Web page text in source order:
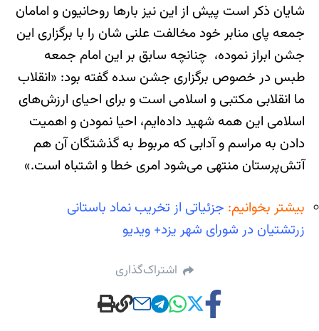
شایان ذکر است پیش از این نیز بارها روحانیون و امامان
جمعه پای منابر خود مخالفت علنی شان را با برگزاری این
جشن ابراز نموده، چنانچه سابق بر این امام جمعه
طبس در خصوص برگزاری جشن سده گفته بود: «انقلاب
ما انقلابی مکتبی و اسلامی است و برای احیای ارزش‌های
اسلامی این همه شهید داده‌ایم، احیا نمودن و اهمیت
دادن به مراسم و آدابی که مربوط به گذشتگان آن هم
آتش‌پرستان منتهی می‌شود امری خطا و اشتباه است.»
بیشتر بخوانیم: جزئیاتی از تخریب نماد باستانی
زرتشتیان در شورای شهر یزد+ ویدیو
اشتراک‌گذاری